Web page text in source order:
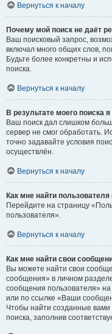
Вернуться к началу
Почему мой поиск не даёт
Ваш поисковый запрос,
включал много общих слов,
Будьте более конкретны и
поиска.
Вернуться к началу
В результате моего поиска
Ваш поиск дал слишком
сервер не смог обработать.
точно задавайте условия
осуществлён.
Вернуться к началу
Как мне найти
Перейдите на страницу
пользователя».
Вернуться к началу
Как мне найти свои
Вы можете найти свои
сообщения» в личном
сообщения пользователя»
или по ссылке «Ваши
Чтобы найти созданные
поиска, заполнив